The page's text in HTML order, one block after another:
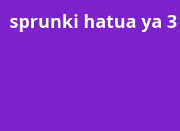
sprunki hatua ya 3